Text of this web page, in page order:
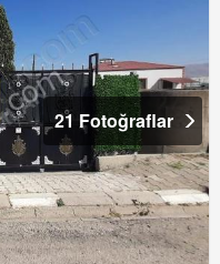
21 Fotoğraflar